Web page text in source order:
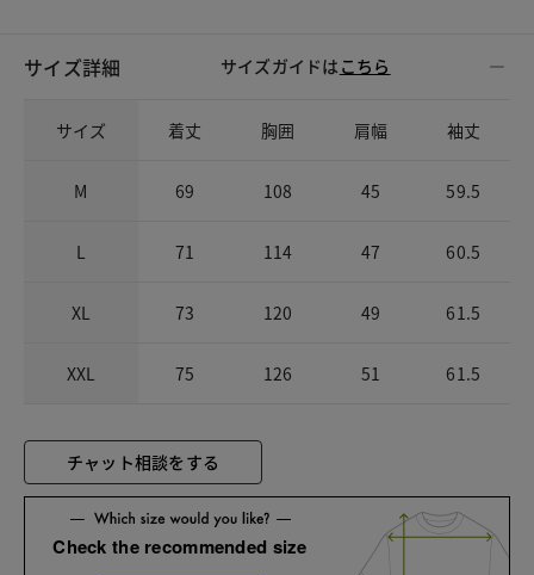
サイズ詳細 サイズガイドは こちら
サイズ 着丈 胸囲 肩幅 袖丈
M 69 108 45 59.5
L 71 114 47 60.5
XL 73 120 49 61.5
XXL 75 126 51 61.5
チャット相談をする
Check the recommended size